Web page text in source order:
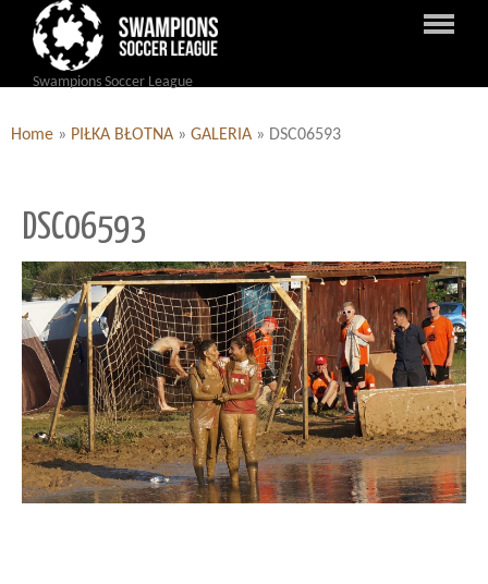
Swampions Soccer League
Home » PIŁKA BŁOTNA » GALERIA » DSC06593
DSC06593